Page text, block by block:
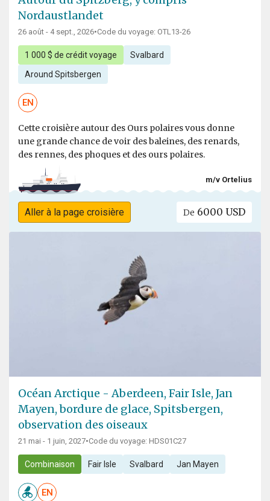
Nordaustlandet
26 août - 4 sept., 2026•Code du voyage: OTL13-26
1 000 $ de crédit voyage Svalbard
Around Spitsbergen
EN
Cette croisière autour des Ours polaires vous donne
une grande chance de voir des baleines, des renards,
des rennes, des phoques et des ours polaires.
m/v Ortelius
Aller à la page croisière De 6000 USD
Océan Arctique - Aberdeen, Fair Isle, Jan
Mayen, bordure de glace, Spitsbergen,
observation des oiseaux
21 mai - 1 juin, 2027•Code du voyage: HDS01C27
Combinaison Fair Isle Svalbard Jan Mayen
EN